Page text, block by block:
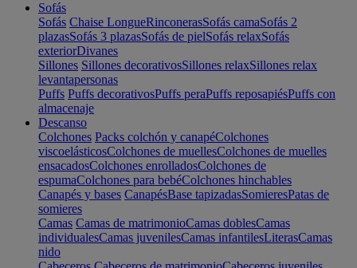
Sofás
Sofás Chaise LongueRinconerasSofás camaSofás 2
plazasSofás 3 plazasSofás de pielSofás relaxSofás
exteriorDivanes
Sillones Sillones decorativosSillones relaxSillones relax
levantapersonas
Puffs Puffs decorativosPuffs peraPuffs reposapiésPuffs con
almacenaje
Descanso
Colchones Packs colchón y canapéColchones
viscoelásticosColchones de muellesColchones de muelles
ensacadosColchones enrolladosColchones de
espumaColchones para bebéColchones hinchables
Canapés y bases CanapésBase tapizadasSomieresPatas de
somieres
Camas Camas de matrimonioCamas doblesCamas
individualesCamas juvenilesCamas infantilesLiterasCamas
nido